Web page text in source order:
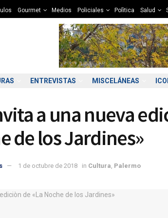
Gourmet Medios Policiales Polìtica Salud
ENTREVISTAS MISCELÁNEAS
a una nueva
de los Jardines»
1 de octubre de 2018 in Cultura Palermo
12°C 10°C 10°C
21:00
9°C